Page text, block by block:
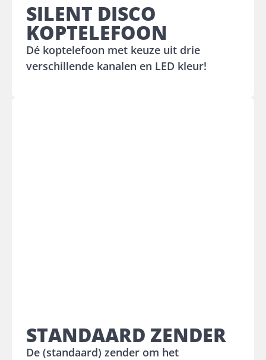
SILENT DISCO
KOPTELEFOON
Dé koptelefoon met keuze uit drie
verschillende kanalen en LED kleur!
STANDAARD ZENDER
De (standaard) zender om het